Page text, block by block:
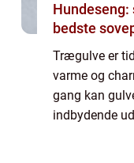
bedste
Trægulve er
varme og
gang kan
indbydende